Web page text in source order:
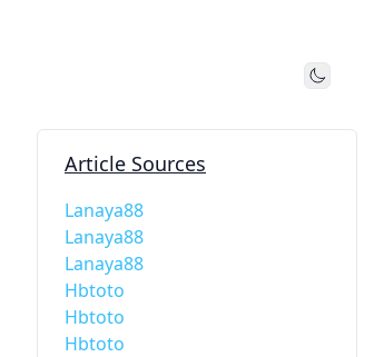
Toggle
Article Sources
Lanaya88
Lanaya88
Lanaya88
Hbtoto
Hbtoto
Hbtoto